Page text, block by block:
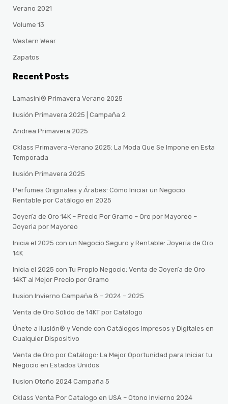
Verano 2021
Volume 13
Western Wear
Zapatos
Recent Posts
Lamasini® Primavera Verano 2025
Ilusión Primavera 2025 | Campaña 2
Andrea Primavera 2025
Cklass Primavera-Verano 2025: La Moda Que Se Impone en Esta
Temporada
Ilusión Primavera 2025
Perfumes Originales y Árabes: Cómo Iniciar un Negocio
Rentable por Catálogo en 2025
Joyería de Oro 14K – Precio Por Gramo – Oro por Mayoreo –
Joyeria por Mayoreo
Inicia el 2025 con un Negocio Seguro y Rentable: Joyería de Oro
14K
Inicia el 2025 con Tu Propio Negocio: Venta de Joyería de Oro
14KT al Mejor Precio por Gramo
Ilusion Invierno Campaña 8 – 2024 – 2025
Venta de Oro Sólido de 14KT por Catálogo
Únete a Ilusión® y Vende con Catálogos Impresos y Digitales en
Cualquier Dispositivo
Venta de Oro por Catálogo: La Mejor Oportunidad para Iniciar tu
Negocio en Estados Unidos
Ilusion Otoño 2024 Campaña 5
Cklass Venta Por Catalogo en USA – Otono Invierno 2024